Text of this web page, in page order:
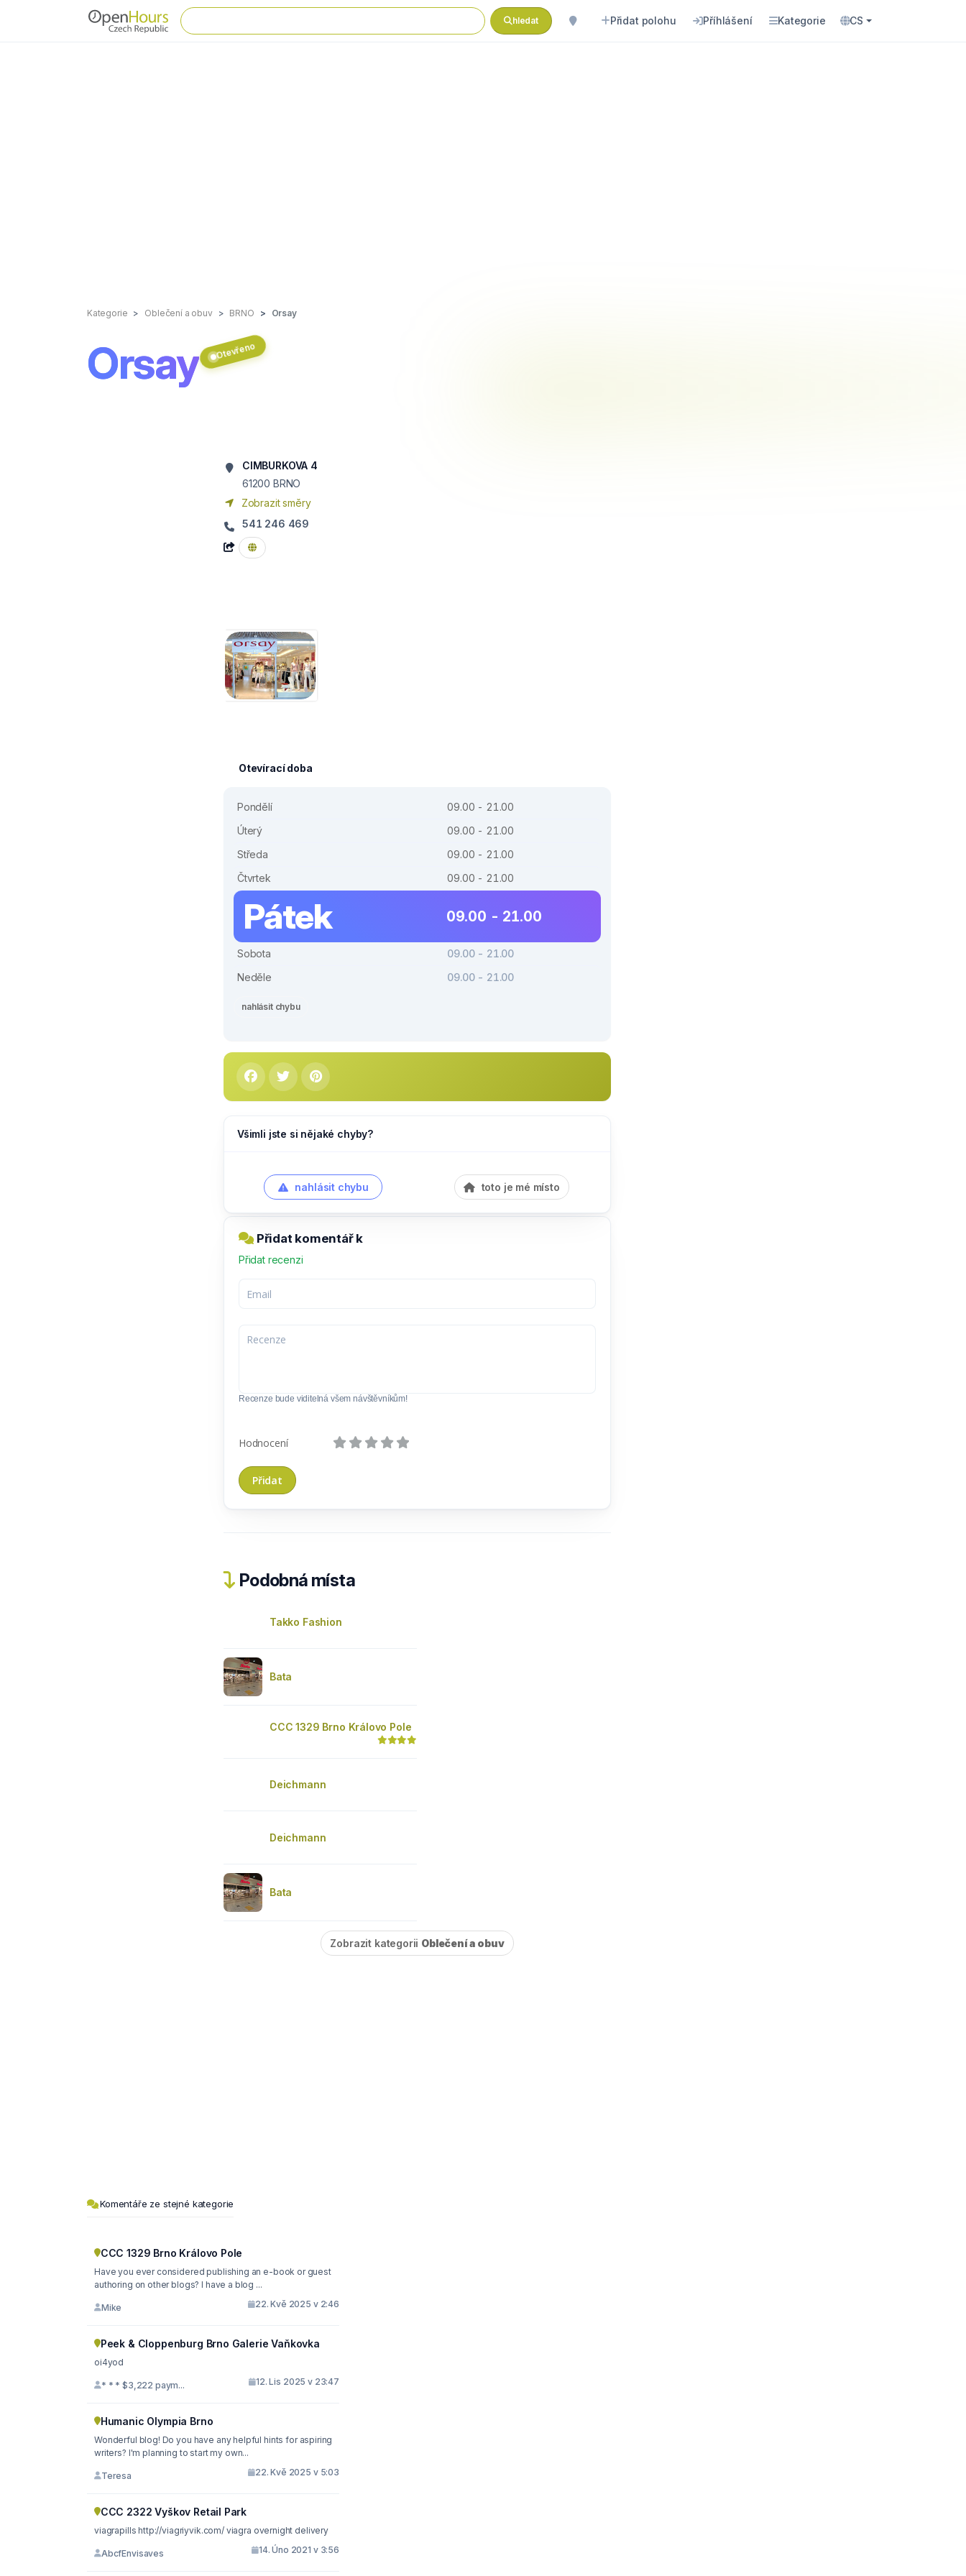
hledat Přidat polohu Příhlášení Kategorie CS
Kategorie Oblečení a obuv BRNO Orsay
Orsay Otevřeno
CIMBURKOVA 4
61200 BRNO
Zobrazit směry
541 246 469
Otevírací doba
Pondělí
09.00 - 21.00
Úterý
09.00 - 21.00
Středa
09.00 - 21.00
Čtvrtek
09.00 - 21.00
Pátek 09.00 - 21.00
Sobota
09.00 - 21.00
Neděle
09.00 - 21.00
nahlásit chybu
Všimli jste si nějaké chyby?
nahlásit chybu toto je mé místo
Přidat komentář k
Přidat recenzi
Recenze bude viditelná všem návštěvníkům!
Hodnocení
Podobná místa
Takko Fashion
Bata
CCC 1329 Brno Královo Pole
Deichmann
Deichmann
Bata
Zobrazit kategorii Oblečení a obuv
Komentáře ze stejné kategorie
CCC 1329 Brno Královo Pole
Have you ever considered publishing an e-book or guest
authoring on other blogs? I have a blog ...
Mike 22. Kvě 2025 v 2:46
Peek & Cloppenburg Brno Galerie Vaňkovka
oi4yod
* * * $3,222 paym... 12. Lis 2025 v 23:47
Humanic Olympia Brno
Wonderful blog! Do you have any helpful hints for aspiring
writers? I'm planning to start my own...
Teresa 22. Kvě 2025 v 5:03
CCC 2322 Vyškov Retail Park
viagrapills http://viagriyvik.com/ viagra overnight delivery
AbcfEnvisaves 14. Úno 2021 v 3:56